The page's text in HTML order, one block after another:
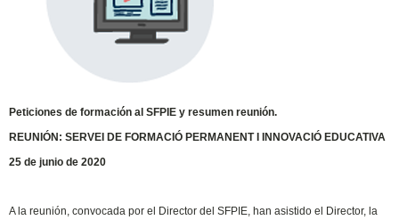
Peticiones de formación al SFPIE y resumen reunión.
REUNIÓN: SERVEI DE FORMACIÓ PERMANENT I INNOVACIÓ EDUCATIVA
25 de junio de 2020
A la reunión, convocada por el Director del SFPIE, han asistido el Director, la